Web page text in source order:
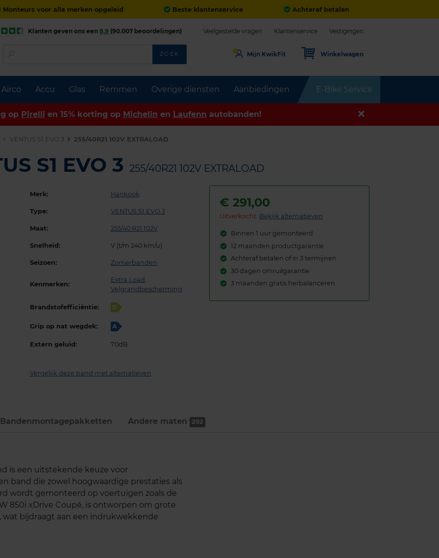
Monteurs voor alle merken opgeleid Beste klantenservice Achteraf betalen
Airco Accu Glas Remmen Overige diensten Aanbiedingen E-Bike Service
Klanten geven ons een 8,9 (90.007 beoordelingen) Veelgestelde vragen Klantenservice Vestigingen
ZOEK Mijn KwikFit Winkelwagen
op Pirelli en 15% korting op Michelin en Laufenn autobanden!
VENTUS S1 EVO 3 255/40R21 102V EXTRALOAD
S1 EVO 3 255/40R21 102V EXTRALOAD
Merk: Hankook
Type: VENTUS S1 EVO 3
Maat: 255/40 R21 102V
Snelheid: V (t/m 240 km/u)
Seizoen: Zomerbanden
Kenmerken:
Extra Load ,
Velgrandbescherming
Brandstofefficiëntie: B
Grip op nat wegdek: A
Extern geluid: 70dB
Vergelijk deze band met alternatieven
€291,00
Uitverkocht: Bekijk alternatieven
Binnen 1 uur gemonteerd
12 maanden productgarantie
Achteraf betalen of in 3 termijnen
30 dagen omruilgarantie
3 maanden gratis herbalanceren
Bandenmontage­pakketten Andere maten 292
is een uitstekende keuze voor
band die zowel hoogwaardige prestaties als
wordt gemonteerd op voertuigen zoals de
850i xDrive Coupé, is ontworpen om grote
bijdraagt aan een indrukwekkende